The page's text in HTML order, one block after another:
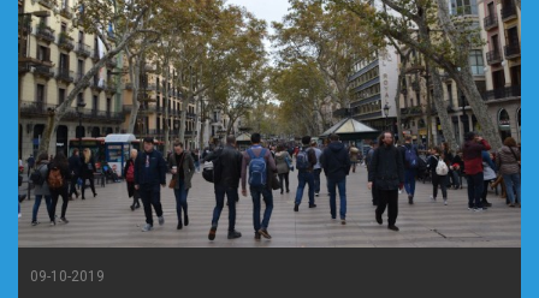
09-10-2019